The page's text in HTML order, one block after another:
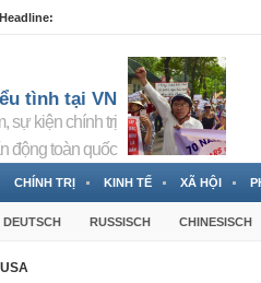
Headline:
tình tại VN
sự kiện chính trị
động toàn quốc
CHÍNH TRỊ KINH TẾ XÃ HỘI
DEUTSCH RUSSISCH CHINESISCH
USA